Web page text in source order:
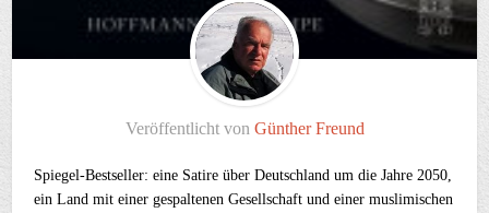
Veröffentlicht von Günther Freund
Spiegel-Bestseller: eine Satire über Deutschland um die Jahre 2050,
ein Land mit einer gespaltenen Gesellschaft und einer muslimischen